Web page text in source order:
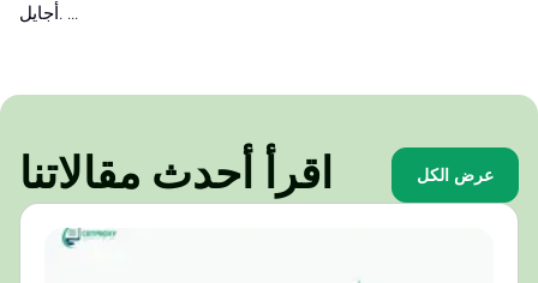
أجايل. ...
اقرأ أحدث مقالاتنا عرض الكل